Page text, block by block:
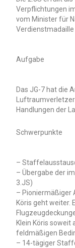
Verpflichtungen
vom Minister für
Verdienstmadaille
Aufgabe
Das JG-7 hat die
Handlungen der
Schwerpunkte
–
– Übergabe der
3.JS)
– Pioniermäßiger
Köris geht weiter.
Klein Köris soweit
feldmäßigen
– 14-tägiger